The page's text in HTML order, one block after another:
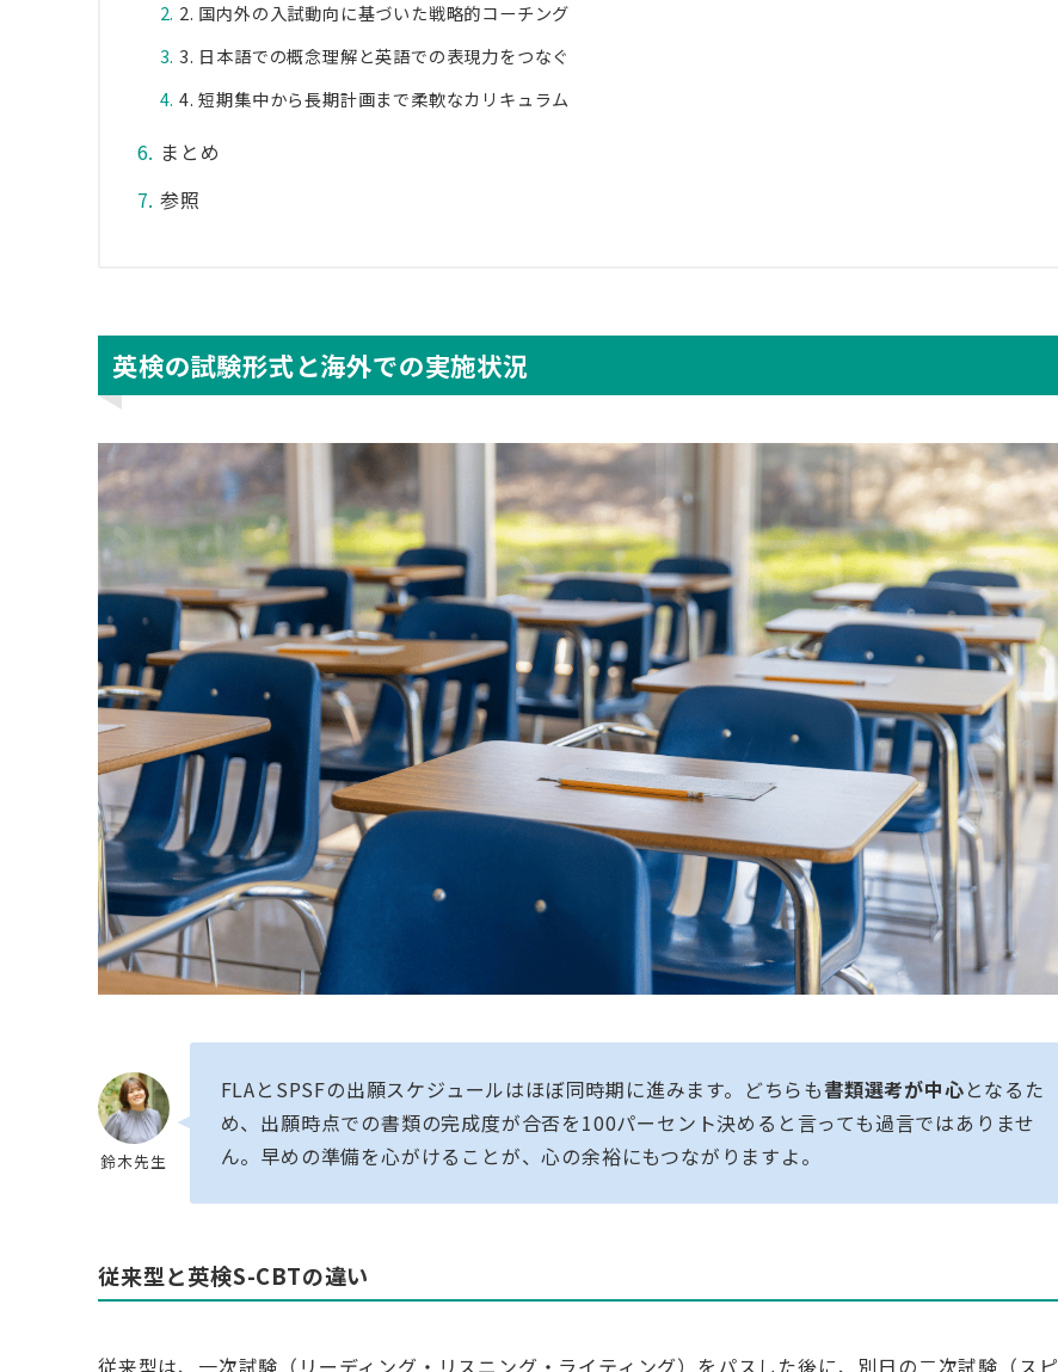
2. 国内外の入試動向に基づいた戦略的コーチング
3. 日本語での概念理解と英語での表現力をつなぐ
4. 短期集中から長期計画まで柔軟なカリキュラム
まとめ
参照
英検の試験形式と海外での実施状況
鈴木先生
FLAとSPSFの出願スケジュールはほぼ同時期に進みます。どちらも書類選考が中心となるた
め、出願時点での書類の完成度が合否を100パーセント決めると言っても過言ではありませ
ん。早めの準備を心がけることが、心の余裕にもつながりますよ。
従来型と英検S-CBTの違い
従来型は、一次試験（リーディング・リスニング・ライティング）をパスした後に、別日の二次試験（スピ